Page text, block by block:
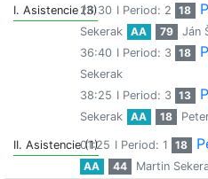
I. Asistencie (3)26:30 I Period: 2 18
Sekerak
AA 79
Ján
36:40 I Period: 3 18
Sekerak
38:25 I Period: 3 13
Sekerak
AA 18
II. Asistencie (1)
01:25 I Period: 1 18
AA
44 Martin